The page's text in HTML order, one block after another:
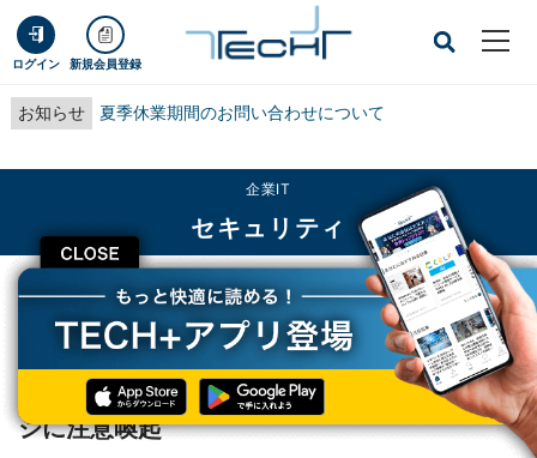
ログイン 新規会員登録
お知らせ 夏季休業期間のお問い合わせについて
CLOSE
企業IT
セキュリティ
TECH+ 企業IT
セキュリティ
IPA、佐川急便を名乗る偽のショートメッセージに注意喚起
IPA、佐川急便を名乗る偽のショートメッセー
ジに注意喚起